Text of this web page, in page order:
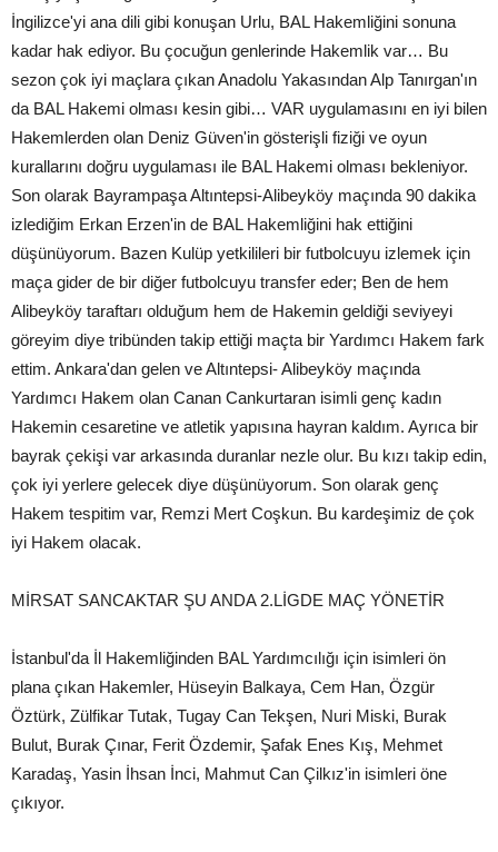
İngilizce'yi ana dili gibi konuşan Urlu, BAL Hakemliğini sonuna
kadar hak ediyor. Bu çocuğun genlerinde Hakemlik var… Bu
sezon çok iyi maçlara çıkan Anadolu Yakasından Alp Tanırgan'ın
da BAL Hakemi olması kesin gibi… VAR uygulamasını en iyi bilen
Hakemlerden olan Deniz Güven'in gösterişli fiziği ve oyun
kurallarını doğru uygulaması ile BAL Hakemi olması bekleniyor.
Son olarak Bayrampaşa Altıntepsi-Alibeyköy maçında 90 dakika
izlediğim Erkan Erzen'in de BAL Hakemliğini hak ettiğini
düşünüyorum. Bazen Kulüp yetkilileri bir futbolcuyu izlemek için
maça gider de bir diğer futbolcuyu transfer eder; Ben de hem
Alibeyköy taraftarı olduğum hem de Hakemin geldiği seviyeyi
göreyim diye tribünden takip ettiği maçta bir Yardımcı Hakem fark
ettim. Ankara'dan gelen ve Altıntepsi- Alibeyköy maçında
Yardımcı Hakem olan Canan Cankurtaran isimli genç kadın
Hakemin cesaretine ve atletik yapısına hayran kaldım. Ayrıca bir
bayrak çekişi var arkasında duranlar nezle olur. Bu kızı takip edin,
çok iyi yerlere gelecek diye düşünüyorum. Son olarak genç
Hakem tespitim var, Remzi Mert Coşkun. Bu kardeşimiz de çok
iyi Hakem olacak.
MİRSAT SANCAKTAR ŞU ANDA 2.LİGDE MAÇ YÖNETİR
İstanbul'da İl Hakemliğinden BAL Yardımcılığı için isimleri ön
plana çıkan Hakemler, Hüseyin Balkaya, Cem Han, Özgür
Öztürk, Zülfikar Tutak, Tugay Can Tekşen, Nuri Miski, Burak
Bulut, Burak Çınar, Ferit Özdemir, Şafak Enes Kış, Mehmet
Karadaş, Yasin İhsan İnci, Mahmut Can Çilkız'in isimleri öne
çıkıyor.